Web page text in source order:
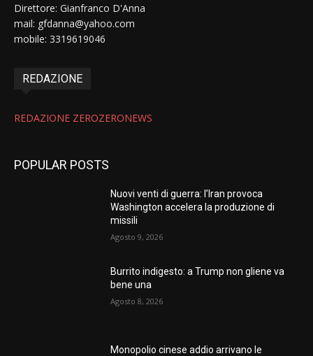
Direttore: Gianfranco D'Anna
mail: gfdanna@yahoo.com
mobile: 3319619046
REDAZIONE
REDAZIONE ZEROZERONEWS
POPULAR POSTS
Nuovi venti di guerra: l’Iran provoca
Washington accelera la produzione di
missili
Agosto 9, 2026
Burrito indigesto: a Trump non gliene va
bene una
Agosto 8, 2026
Monopolio cinese addio arrivano le